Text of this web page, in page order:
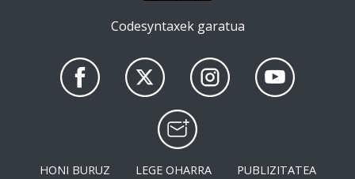
Codesyntaxek garatua
HONI BURUZ LEGE OHARRA
PUBLIZITATEA